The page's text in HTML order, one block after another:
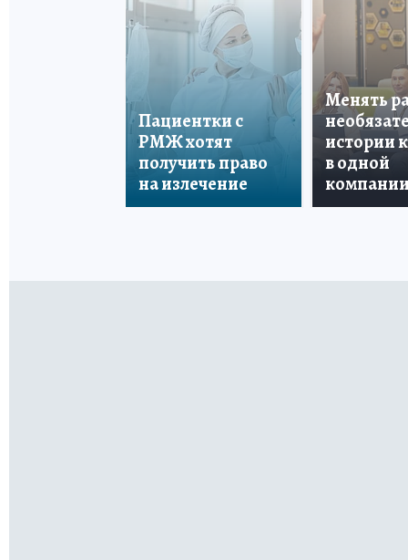
Пациентки с
РМЖ хотят
получить право
на излечение
Менять
истории
в одной